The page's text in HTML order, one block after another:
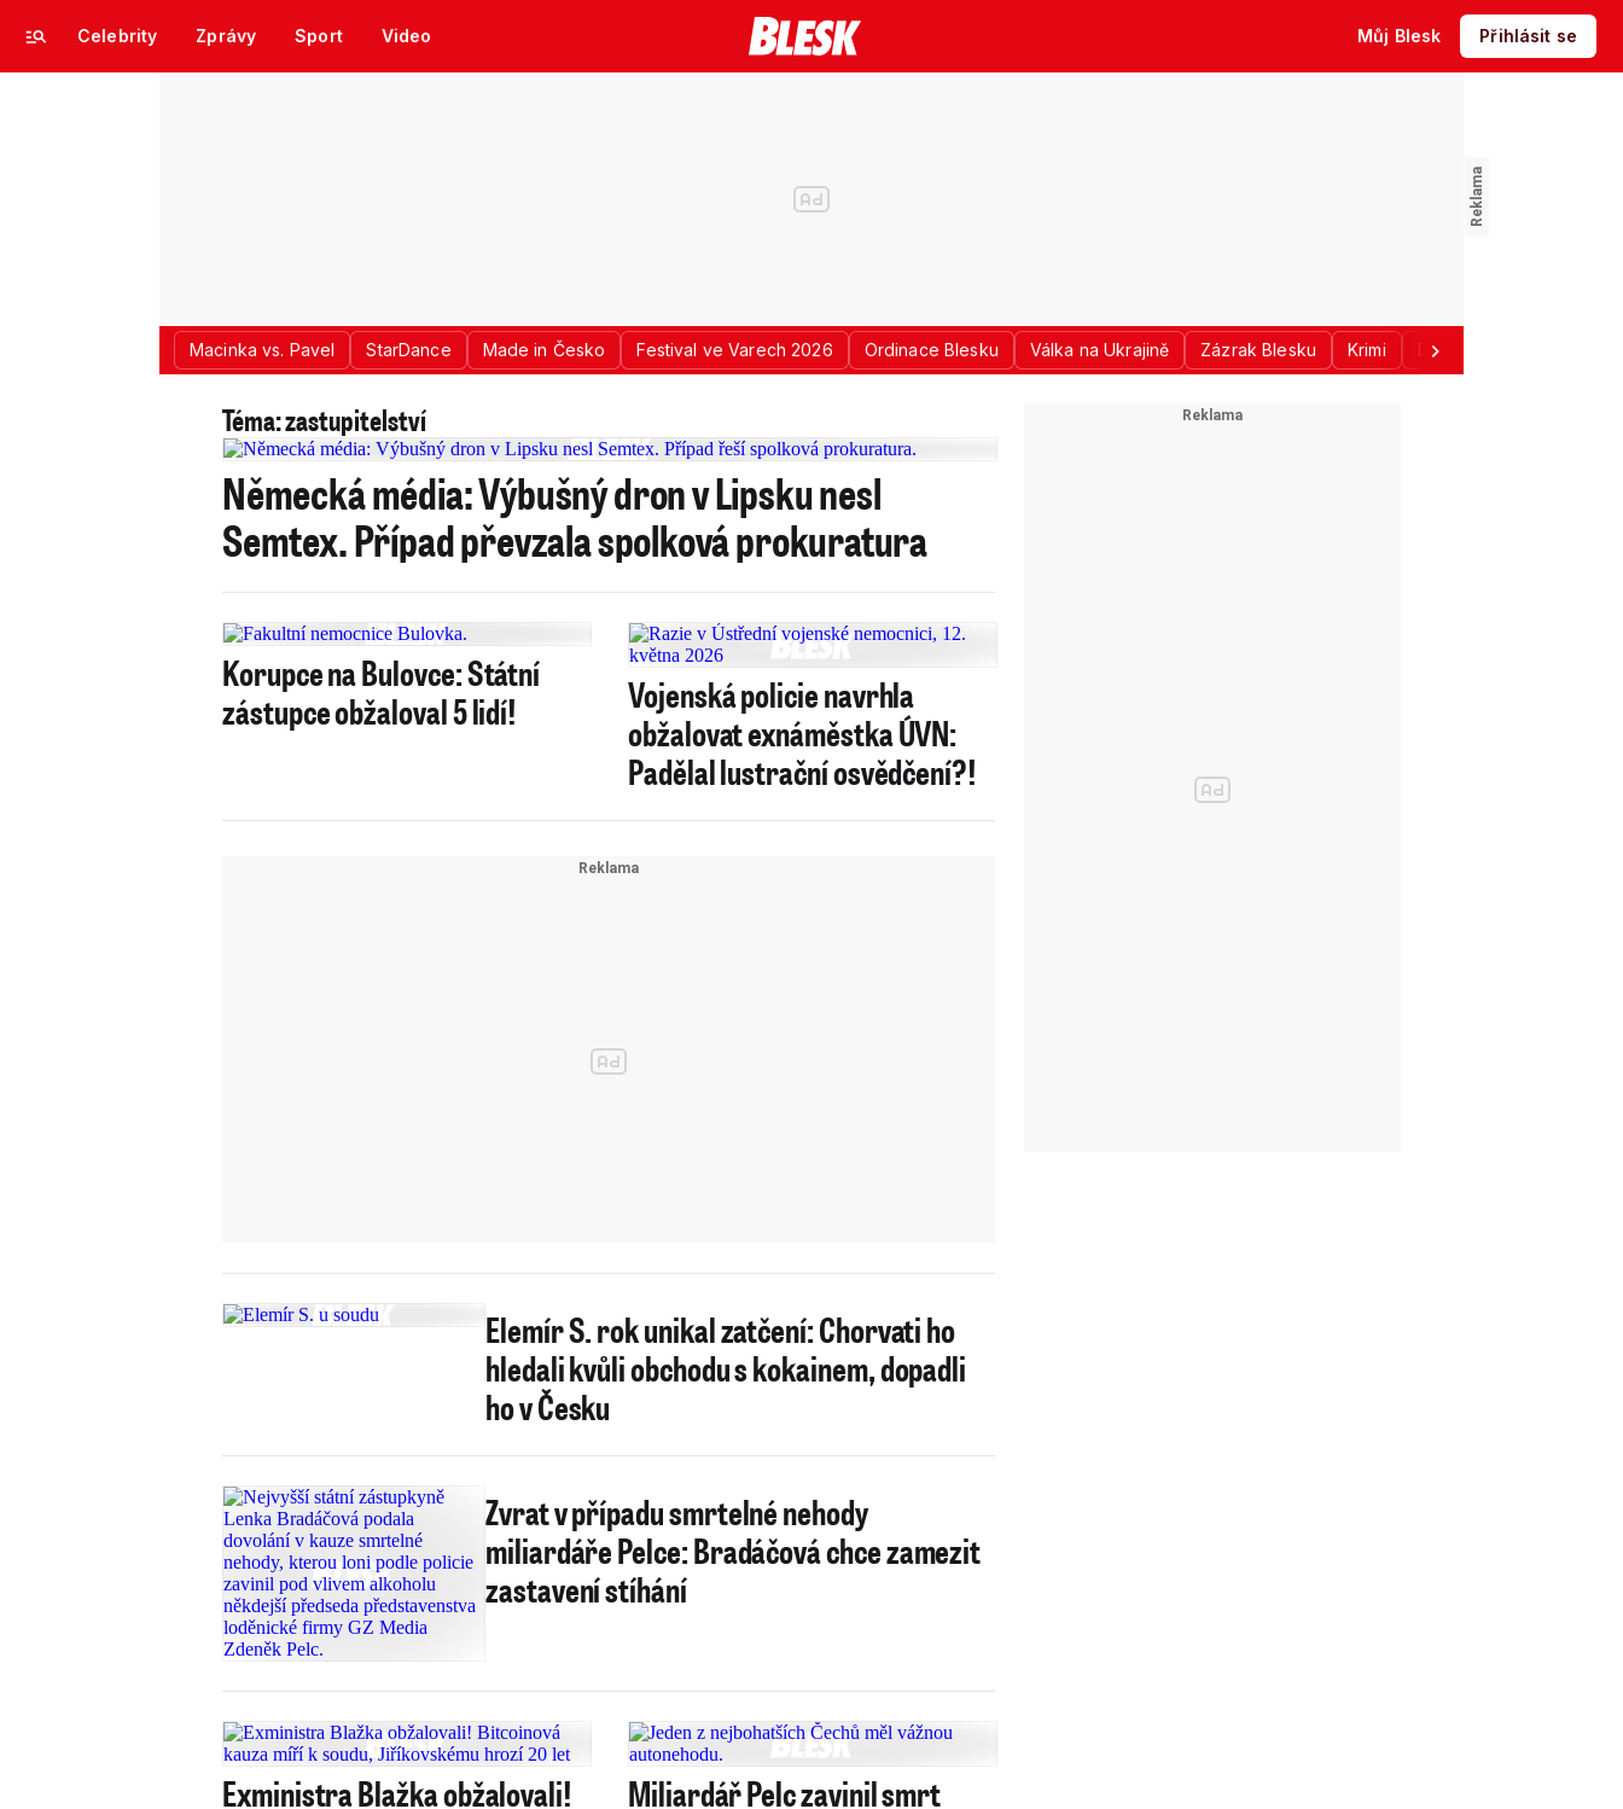
Celebrity Zprávy Sport Video Můj Blesk Přihlásit se
Macinka vs. Pavel StarDance Made in Česko Festival ve Varech 2026 Ordinace Blesku Válka na Ukrajině Zázrak Blesku Krimi Donald Trump
Téma: zastupitelství
Německá média: Výbušný dron v Lipsku nesl
Semtex. Případ převzala spolková prokuratura
Korupce na Bulovce: Státní
zástupce obžaloval 5 lidí!
Vojenská policie navrhla
obžalovat exnáměstka ÚVN:
Padělal lustrační osvědčení?!
Elemír S. rok unikal zatčení: Chorvati ho
hledali kvůli obchodu s kokainem, dopadli
ho v Česku
Zvrat v případu smrtelné nehody
miliardáře Pelce: Bradáčová chce zamezit
zastavení stíhání
Exministra Blažka obžalovali!
Miliardář Pelc zavinil smrt